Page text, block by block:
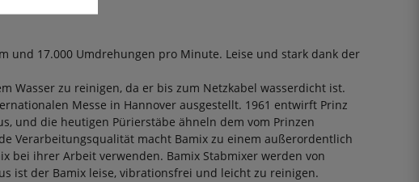
und 17.000 Umdrehungen pro Minute. Leise und stark dank der
Wasser zu reinigen, da er bis zum Netzkabel wasserdicht ist.
Messe in Hannover ausgestellt. 1961 entwirft Prinz
und die heutigen Pürierstäbe ähneln dem vom Prinzen
Verarbeitungsqualität macht Bamix zu einem außerordentlich
bei ihrer Arbeit verwenden. Bamix Stabmixer werden von
ist der Bamix leise, vibrationsfrei und leicht zu reinigen.